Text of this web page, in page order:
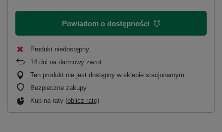
Powiadom o dostępności
Produkt niedostępny
14 dni na darmowy zwrot
Ten produkt nie jest dostępny w sklepie stacjonarnym
Bezpieczne zakupy
Kup na raty (oblicz ratę)